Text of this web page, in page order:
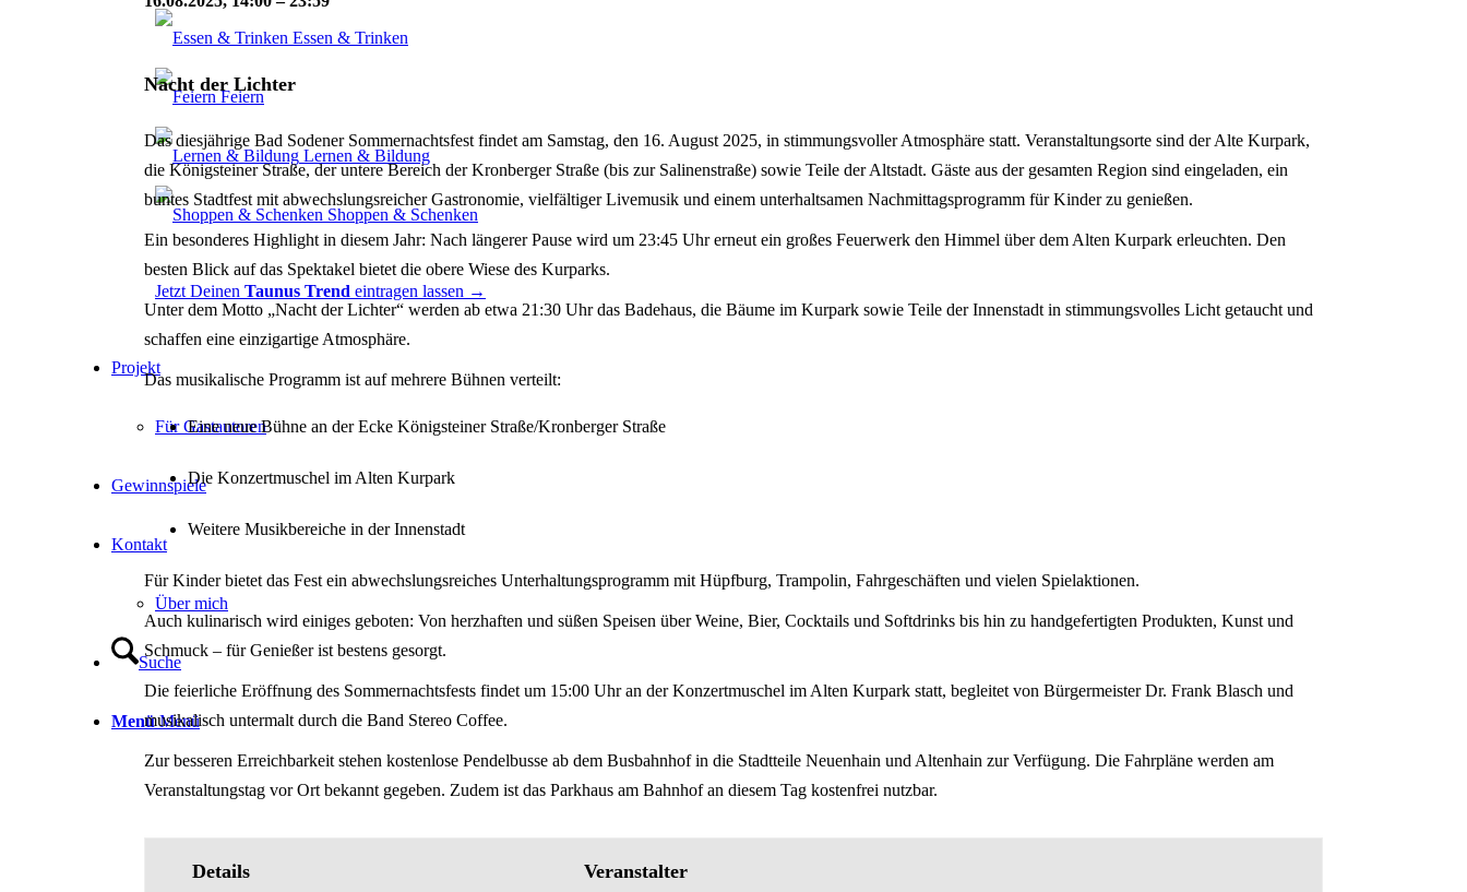
Essen & Trinken
Feiern
Lernen & Bildung
Shoppen & Schenken
Jetzt Deinen Taunus Trend eintragen lassen →
Projekt
Für Gastautoren
Gewinnspiele
Kontakt
Über mich
Suche
Menü Menü
Nacht der Lichter
Das diesjährige Bad Sodener Sommernachtsfest findet am Samstag, den 16. August 2025, in stimmungsvoller Atmosphäre statt. Veranstaltungsorte sind der Alte Kurpark,
die Königsteiner Straße, der untere Bereich der Kronberger Straße (bis zur Salinenstraße) sowie Teile der Altstadt. Gäste aus der gesamten Region sind eingeladen, ein
buntes Stadtfest mit abwechslungsreicher Gastronomie, vielfältiger Livemusik und einem unterhaltsamen Nachmittagsprogramm für Kinder zu genießen.
Ein besonderes Highlight in diesem Jahr: Nach längerer Pause wird um 23:45 Uhr erneut ein großes Feuerwerk den Himmel über dem Alten Kurpark erleuchten. Den
besten Blick auf das Spektakel bietet die obere Wiese des Kurparks.
Unter dem Motto „Nacht der Lichter“ werden ab etwa 21:30 Uhr das Badehaus, die Bäume im Kurpark sowie Teile der Innenstadt in stimmungsvolles Licht getaucht und
schaffen eine einzigartige Atmosphäre.
Das musikalische Programm ist auf mehrere Bühnen verteilt:
Eine neue Bühne an der Ecke Königsteiner Straße/Kronberger Straße
Die Konzertmuschel im Alten Kurpark
Weitere Musikbereiche in der Innenstadt
Für Kinder bietet das Fest ein abwechslungsreiches Unterhaltungsprogramm mit Hüpfburg, Trampolin, Fahrgeschäften und vielen Spielaktionen.
Auch kulinarisch wird einiges geboten: Von herzhaften und süßen Speisen über Weine, Bier, Cocktails und Softdrinks bis hin zu handgefertigten Produkten, Kunst und
Schmuck – für Genießer ist bestens gesorgt.
Die feierliche Eröffnung des Sommernachtsfests findet um 15:00 Uhr an der Konzertmuschel im Alten Kurpark statt, begleitet von Bürgermeister Dr. Frank Blasch und
musikalisch untermalt durch die Band Stereo Coffee.
Zur besseren Erreichbarkeit stehen kostenlose Pendelbusse ab dem Busbahnhof in die Stadtteile Neuenhain und Altenhain zur Verfügung. Die Fahrpläne werden am
Veranstaltungstag vor Ort bekannt gegeben. Zudem ist das Parkhaus am Bahnhof an diesem Tag kostenfrei nutzbar.
Details Veranstalter